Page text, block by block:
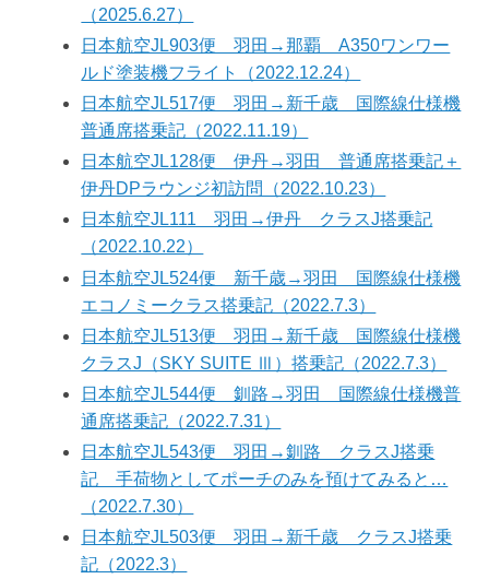
（2025.6.27）
日本航空JL903便 羽田→那覇 A350ワンワー
ルド塗装機フライト（2022.12.24）
日本航空JL517便 羽田→新千歳 国際線仕様機
普通席搭乗記（2022.11.19）
日本航空JL128便 伊丹→羽田 普通席搭乗記＋
伊丹DPラウンジ初訪問（2022.10.23）
日本航空JL111 羽田→伊丹 クラスJ搭乗記
（2022.10.22）
日本航空JL524便 新千歳→羽田 国際線仕様機
エコノミークラス搭乗記（2022.7.3）
日本航空JL513便 羽田→新千歳 国際線仕様機
クラスJ（SKY SUITE Ⅲ）搭乗記（2022.7.3）
日本航空JL544便 釧路→羽田 国際線仕様機普
通席搭乗記（2022.7.31）
日本航空JL543便 羽田→釧路 クラスJ搭乗
記 手荷物としてポーチのみを預けてみると…
（2022.7.30）
日本航空JL503便 羽田→新千歳 クラスJ搭乗
記（2022.3）